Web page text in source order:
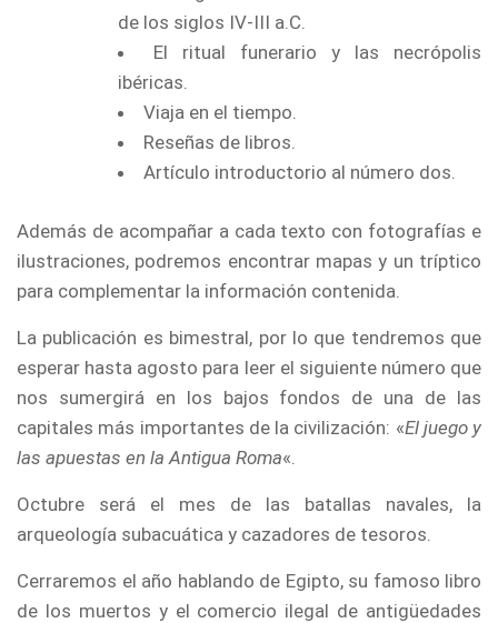
de los siglos IV-III a.C.
El ritual funerario y las necrópolis
ibéricas.
Viaja en el tiempo.
Reseñas de libros.
Artículo introductorio al número dos.
Además de acompañar a cada texto con fotografías e
ilustraciones, podremos encontrar mapas y un tríptico
para complementar la información contenida.
La publicación es bimestral, por lo que tendremos que
esperar hasta agosto para leer el siguiente número que
nos sumergirá en los bajos fondos de una de las
capitales más importantes de la civilización: «El juego y
las apuestas en la Antigua Roma«.
Octubre será el mes de las batallas navales, la
arqueología subacuática y cazadores de tesoros.
Cerraremos el año hablando de Egipto, su famoso libro
de los muertos y el comercio ilegal de antigüedades